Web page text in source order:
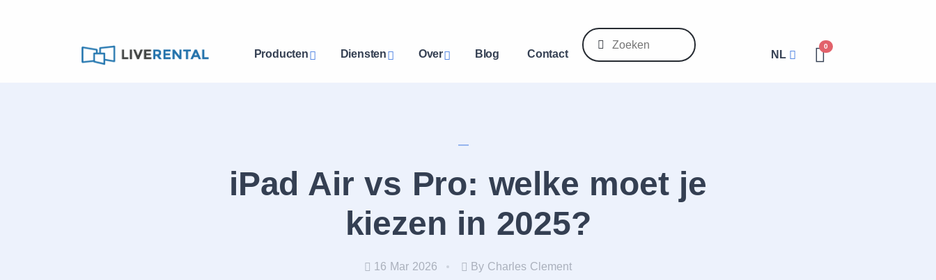
Producten Diensten Over Blog Contact NL
0
iPad Air vs Pro: welke moet je
kiezen in 2025?
16 Mar 2026 By Charles Clement